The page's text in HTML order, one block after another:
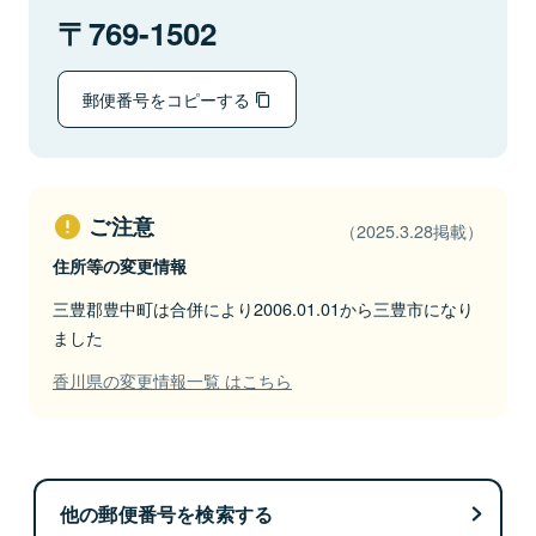
769-1502
郵便番号をコピーする
ご注意 （2025.3.28掲載）
住所等の変更情報
三豊郡豊中町は合併により2006.01.01から三豊市になり
ました
香川県の変更情報一覧 はこちら
他の郵便番号を検索する